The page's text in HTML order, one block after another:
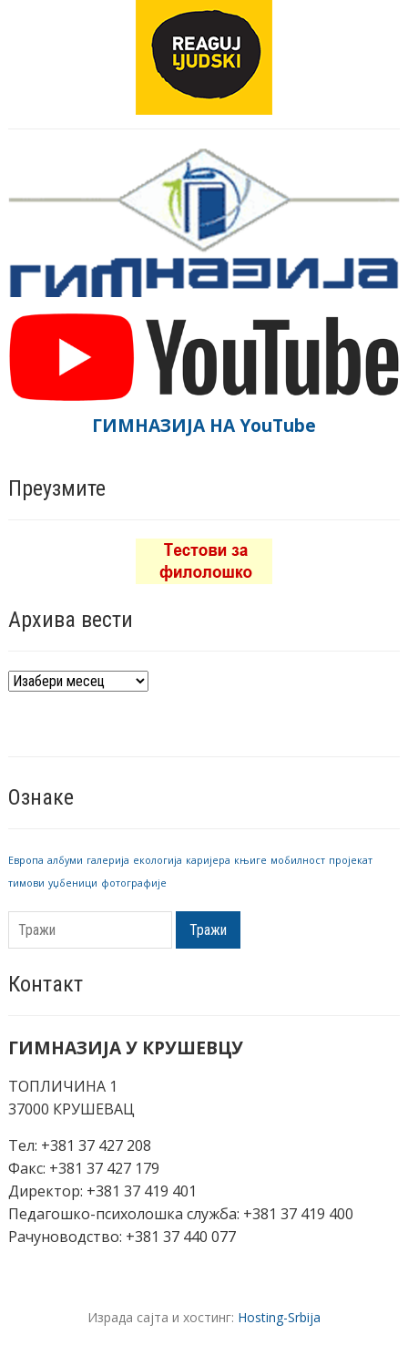
ГИМНАЗИЈА НА YouTube
Преузмите
Архива вести
Архива
Ознаке
Европа албуми галерија екологија каријера књиге мобилност пројекат
тимови уџбеници фотографије
Тражи
Контакт
ГИМНАЗИЈА У КРУШЕВЦУ
ТОПЛИЧИНА 1
37000 КРУШЕВАЦ
Тел: +381 37 427 208
Факс: +381 37 427 179
Директор: +381 37 419 401
Педагошко-психолошка служба: +381 37 419 400
Рачуноводство: +381 37 440 077
Израда сајта и хостинг: Hosting-Srbija